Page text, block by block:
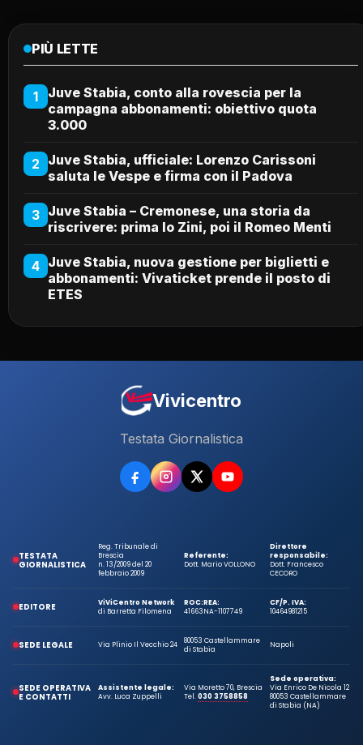
PIÙ LETTE
1
Juve Stabia, conto alla rovescia per la
campagna abbonamenti: obiettivo quota
3.000
2 Juve Stabia, ufficiale: Lorenzo Carissoni
saluta le Vespe e firma con il Padova
3 Juve Stabia – Cremonese, una storia da
riscrivere: prima lo Zini, poi il Romeo Menti
4 Juve Stabia, nuova gestione per biglietti e
abbonamenti: Vivaticket prende il posto di
ETES
Vivicentro
Testata Giornalistica
TESTATA
GIORNALISTICA
Reg. Tribunale di
Brescia
n. 13/2009 del 20
febbraio 2009
Referente:
Dott. Mario VOLLONO
Direttore
responsabile:
Dott. Francesco
CECORO
EDITORE
ViViCentro Network
di Barretta Filomena
ROC:
41663
REA:
NA-1107749
CF/P. IVA:
10464981215
SEDE LEGALE Via Plinio Il Vecchio 24
80053 Castellammare
di Stabia
Napoli
SEDE OPERATIVA
E CONTATTI
Assistente legale:
Avv. Luca Zuppelli
Via Moretto 70, Brescia
Tel.030 3758858
Sede operativa:
Via Enrico De Nicola 12
80053 Castellammare
di Stabia (NA)